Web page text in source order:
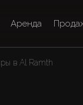
Аренда
в Al Ramth